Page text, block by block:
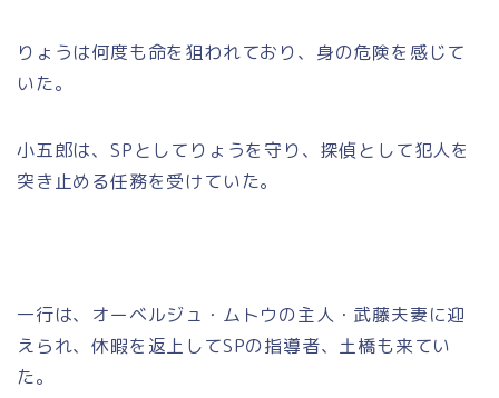
りょうは何度も命を狙われており、身の危険を感じて
いた。
小五郎は、SPとしてりょうを守り、探偵として犯人を
突き止める任務を受けていた。
一行は、オーベルジュ・ムトウの主人・武藤夫妻に迎
えられ、休暇を返上してSPの指導者、土橋も来てい
た。